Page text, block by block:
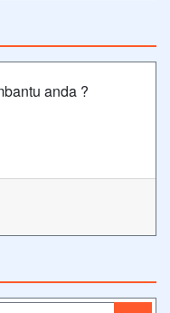
anda ?